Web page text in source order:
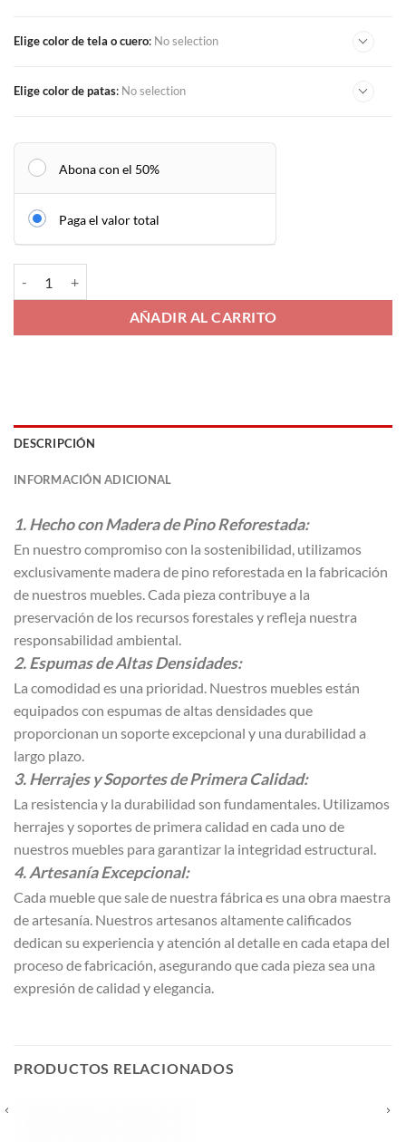
Elige color de tela o cuero: No selection
Elige color de patas: No selection
Abona con el 50%
Paga el valor total
AÑADIR AL CARRITO
DESCRIPCIÓN
INFORMACIÓN ADICIONAL
1. Hecho con Madera de Pino Reforestada:
En nuestro compromiso con la sostenibilidad, utilizamos
exclusivamente madera de pino reforestada en la fabricación
de nuestros muebles. Cada pieza contribuye a la
preservación de los recursos forestales y refleja nuestra
responsabilidad ambiental.
2. Espumas de Altas Densidades:
La comodidad es una prioridad. Nuestros muebles están
equipados con espumas de altas densidades que
proporcionan un soporte excepcional y una durabilidad a
largo plazo.
3. Herrajes y Soportes de Primera Calidad:
La resistencia y la durabilidad son fundamentales. Utilizamos
herrajes y soportes de primera calidad en cada uno de
nuestros muebles para garantizar la integridad estructural.
4. Artesanía Excepcional:
Cada mueble que sale de nuestra fábrica es una obra maestra
de artesanía. Nuestros artesanos altamente calificados
dedican su experiencia y atención al detalle en cada etapa del
proceso de fabricación, asegurando que cada pieza sea una
expresión de calidad y elegancia.
PRODUCTOS RELACIONADOS